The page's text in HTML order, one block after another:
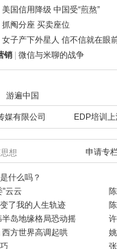
|美国信用降级 中国受“煎熬”
抓阄分座 买卖座位
|女子产下外星人 信不信就在眼
销 |微信与米聊的战争
游遍中国
媒有限公司
EDP培训
限公司
百汇嘉业
务
江苏金陵
银胶生产
湖南邵阳
工程有限公司
世博礼品
权代理事务所
无忧网络公
福生堂灵
上海岑信
想 申请专
什么吗？
云云
了我的人生轨迹
岛地缘格局恐动摇
方世界高调起哄